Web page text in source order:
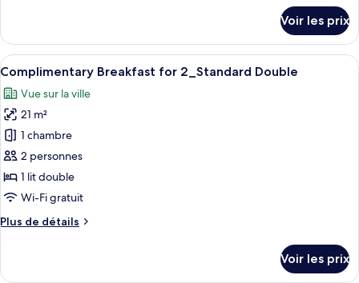
Breakfast
for
1
le
type
de
chambre
Semi
Double
with
Breakfast
for
Voir les prix
Afficher
toutes
les
photos
pour
ce
type
de
chambre :
Complimentary
Une table dressée avec divers
7
Complimentary Breakfast for 2_Standard Double
Vue sur la ville
21 m²
1 chambre
2 personnes
1 lit double
Wi-Fi gratuit
Plus de détails
Plus
le
Voir les prix